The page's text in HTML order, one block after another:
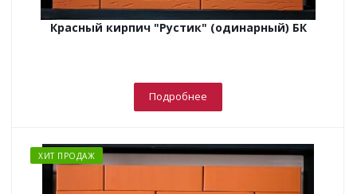
Красный кирпич "Рустик" (одинарный) БК
Подробнее
ХИТ ПРОДАЖ